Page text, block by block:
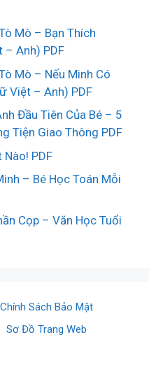
Mò – Bạn Thích
– Anh) PDF
Mò – Nếu Mình Có
Việt – Anh) PDF
Đầu Tiên Của Bé – 5
Tiện Giao Thông PDF
PDF
– Bé Học Toán Mỗi
Cọp – Văn Học Tuổi
Chính Sách Bảo Mật
Sơ Đồ Trang Web